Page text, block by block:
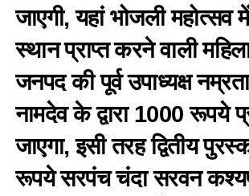
जाएगी, यहां भोजली महोत्सव
स्थान प्राप्त करने वाली
जनपद की पूर्व उपाध्यक्ष
नामदेव के द्वारा 1000 रूपये
जाएगा, इसी तरह द्वितीय
रूपये सरपंच चंदा सरवन